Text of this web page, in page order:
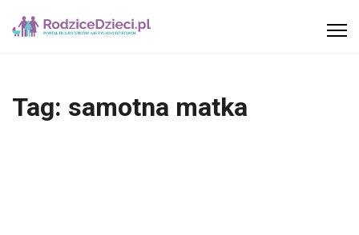
Tag: samotna matka